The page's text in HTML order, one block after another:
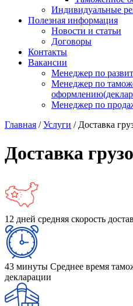
Индивидуальные
Полезная информация
Новости и статьи
Договоры
Контакты
Вакансии
Менеджер по
Менеджер по
Менеджер по
Главная /Услуги / Доставка
Доставка
12 дней cредняя скорость
43 минуты Среднее время
декларации